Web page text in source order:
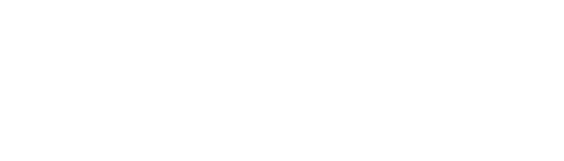
zu unserer Einsteigertour.
sollte. Auf dem
nur so weiter gehen. In
Tauchgang, darunter auch
bewundert hatten.